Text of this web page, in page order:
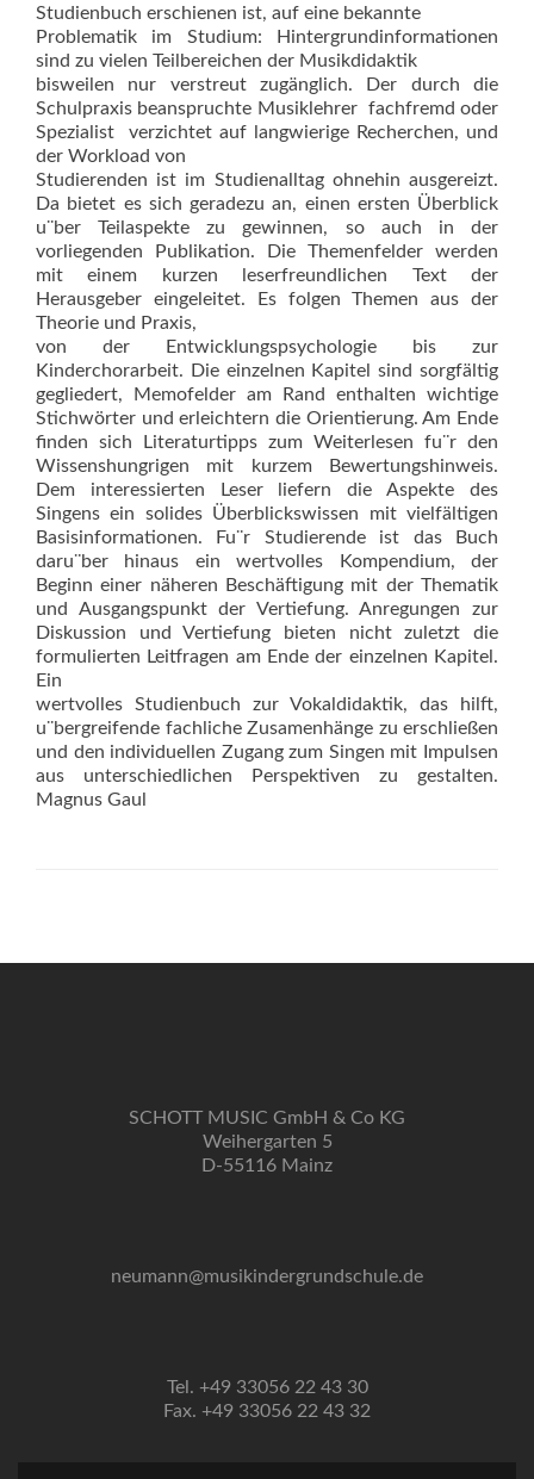
Studienbuch erschienen ist, auf eine bekannte
Problematik im Studium: Hintergrundinformationen
sind zu vielen Teilbereichen der Musikdidaktik
bisweilen nur verstreut zugänglich. Der durch die
Schulpraxis beanspruchte Musiklehrer  fachfremd oder
Spezialist  verzichtet auf langwierige Recherchen, und
der Workload von
Studierenden ist im Studienalltag ohnehin ausgereizt.
Da bietet es sich geradezu an, einen ersten Überblick
u¨ber Teilaspekte zu gewinnen, so auch in der
vorliegenden Publikation. Die Themenfelder werden
mit einem kurzen leserfreundlichen Text der
Herausgeber eingeleitet. Es folgen Themen aus der
Theorie und Praxis,
von der Entwicklungspsychologie bis zur
Kinderchorarbeit. Die einzelnen Kapitel sind sorgfältig
gegliedert, Memofelder am Rand enthalten wichtige
Stichwörter und erleichtern die Orientierung. Am Ende
finden sich Literaturtipps zum Weiterlesen fu¨r den
Wissenshungrigen mit kurzem Bewertungshinweis.
Dem interessierten Leser liefern die Aspekte des
Singens ein solides Überblickswissen mit vielfältigen
Basisinformationen. Fu¨r Studierende ist das Buch
daru¨ber hinaus ein wertvolles Kompendium, der
Beginn einer näheren Beschäftigung mit der Thematik
und Ausgangspunkt der Vertiefung. Anregungen zur
Diskussion und Vertiefung bieten nicht zuletzt die
formulierten Leitfragen am Ende der einzelnen Kapitel.
Ein
wertvolles Studienbuch zur Vokaldidaktik, das hilft,
u¨bergreifende fachliche Zusamenhänge zu erschließen
und den individuellen Zugang zum Singen mit Impulsen
aus unterschiedlichen Perspektiven zu gestalten.
Magnus Gaul
SCHOTT MUSIC GmbH & Co KG
Weihergarten 5
D-55116 Mainz
neumann@musikindergrundschule.de
Tel. +49 33056 22 43 30
Fax. +49 33056 22 43 32